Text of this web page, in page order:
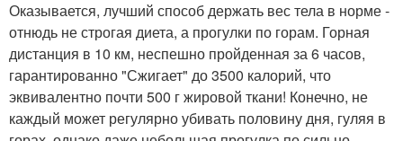
Оказывается, лучший способ держать вес тела в норме -
отнюдь не строгая диета, а прогулки по горам. Горная
дистанция в 10 км, неспешно пройденная за 6 часов,
гарантированно "Сжигает" до 3500 калорий, что
эквивалентно почти 500 г жировой ткани! Конечно, не
каждый может регулярно убивать половину дня, гуляя в